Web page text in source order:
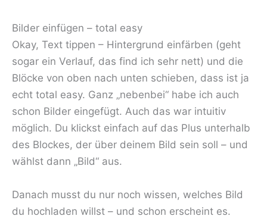
Bilder einfügen – total easy
Okay, Text tippen – Hintergrund einfärben (geht
sogar ein Verlauf, das find ich sehr nett) und die
Blöcke von oben nach unten schieben, dass ist ja
echt total easy. Ganz „nebenbei“ habe ich auch
schon Bilder eingefügt. Auch das war intuitiv
möglich. Du klickst einfach auf das Plus unterhalb
des Blockes, der über deinem Bild sein soll – und
wählst dann „Bild“ aus.
Danach musst du nur noch wissen, welches Bild
du hochladen willst – und schon erscheint es.